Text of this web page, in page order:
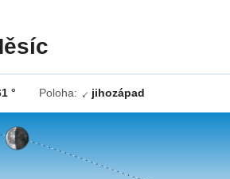
° Poloha: ↓ jihozápad